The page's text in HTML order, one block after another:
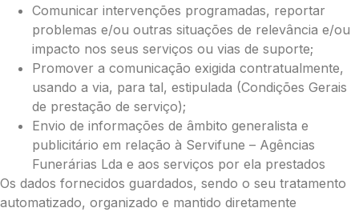
Pague já com PayPal
Envie Flores
Diamantina Sousa da Rocha
Neste Formulário, você paga de imediato
Comunicar intervenções programadas, reportar
problemas e/ou outras situações de relevância e/ou
impacto nos seus serviços ou vias de suporte;
Promover a comunicação exigida contratualmente,
usando a via, para tal, estipulada (Condições Gerais
de prestação de serviço);
Envio de informações de âmbito generalista e
publicitário em relação à Servifune – Agências
Funerárias Lda e aos serviços por ela prestados
Os dados fornecidos guardados, sendo o seu tratamento
automatizado, organizado e mantido diretamente